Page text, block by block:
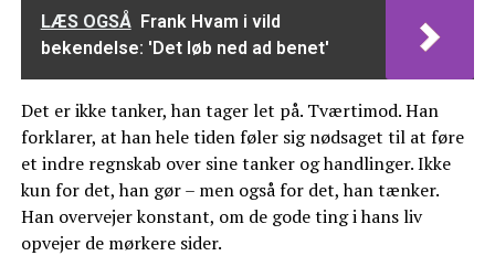
LÆS OGSÅ Frank Hvam i vild
bekendelse: 'Det løb ned ad benet'
Det er ikke tanker, han tager let på. Tværtimod. Han
forklarer, at han hele tiden føler sig nødsaget til at føre
et indre regnskab over sine tanker og handlinger. Ikke
kun for det, han gør – men også for det, han tænker.
Han overvejer konstant, om de gode ting i hans liv
opvejer de mørkere sider.